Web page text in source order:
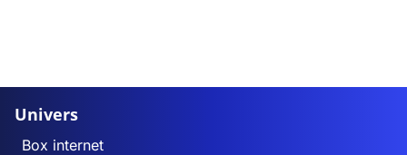
Univers
Box internet